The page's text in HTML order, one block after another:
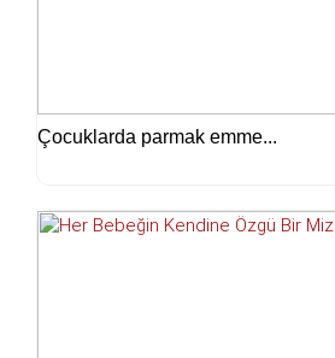
Çocuklarda parmak emme...